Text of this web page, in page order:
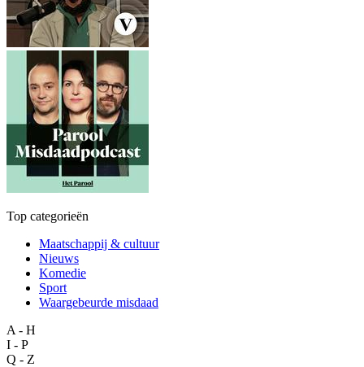
Top categorieën
Maatschappij & cultuur
Nieuws
Komedie
Sport
Waargebeurde misdaad
A - H
I - P
Q - Z